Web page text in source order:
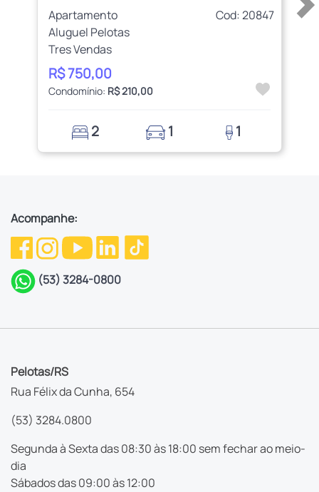
Apartamento
Cod: 20847
Aluguel Pelotas
Tres Vendas
R$ 750,00
Condomínio: R$ 210,00
2 1 1
Acompanhe:
(53) 3284-0800
Pelotas/RS
Rua Félix da Cunha, 654
(53) 3284.0800
Segunda à Sexta das 08:30 às 18:00 sem fechar ao meio-
dia
Sábados das 09:00 às 12:00